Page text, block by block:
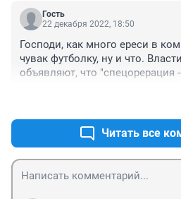
Гость
22 декабря 2022, 18:50
Господи, как много ереси в
чувак футболку, ну и что.
объявляют, что "спецорерация
Читать все